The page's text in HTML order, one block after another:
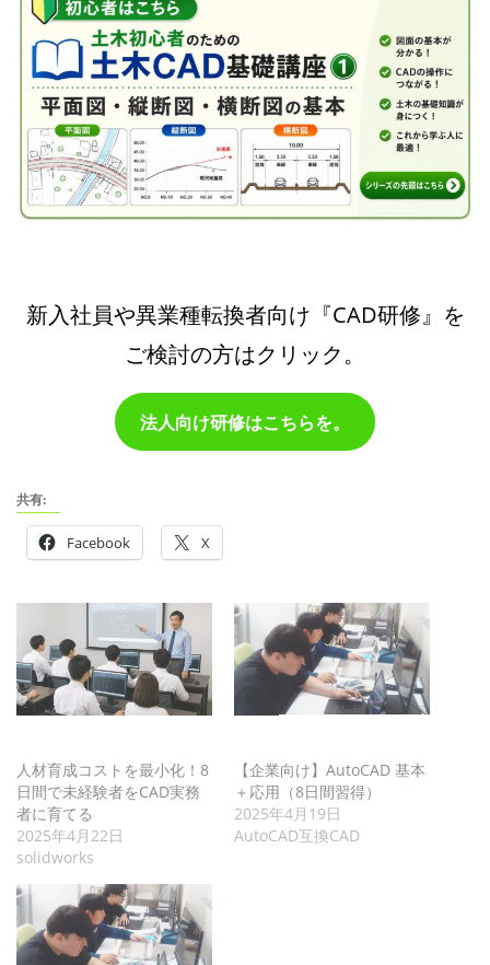
新入社員や異業種転換者向け『CAD研修』を
ご検討の方はクリック。
法人向け研修はこちらを。
共有:
Facebook X
人材育成コストを最小化！8
日間で未経験者をCAD実務
者に育てる
2025年4月22日
solidworks
【企業向け】AutoCAD 基本
＋応用（8日間習得）
2025年4月19日
AutoCAD互換CAD